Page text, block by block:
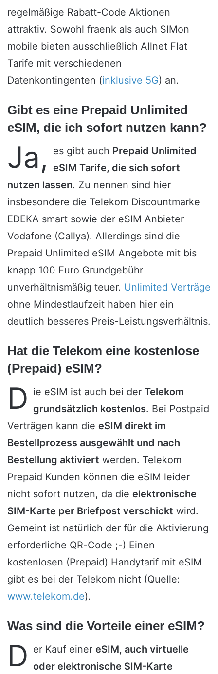
regelmäßige Rabatt-Code Aktionen
attraktiv. Sowohl fraenk als auch SIMon
mobile bieten ausschließlich Allnet Flat
Tarife mit verschiedenen
Datenkontingenten (inklusive 5G) an.
Gibt es eine Prepaid Unlimited
eSIM, die ich sofort nutzen kann?
Ja, es gibt auch Prepaid Unlimited
eSIM Tarife, die sich sofort
nutzen lassen. Zu nennen sind hier
insbesondere die Telekom Discountmarke
EDEKA smart sowie der eSIM Anbieter
Vodafone (Callya). Allerdings sind die
Prepaid Unlimited eSIM Angebote mit bis
knapp 100 Euro Grundgebühr
unverhältnismäßig teuer. Unlimited Verträge
ohne Mindestlaufzeit haben hier ein
deutlich besseres Preis-Leistungsverhältnis.
Hat die Telekom eine kostenlose
(Prepaid) eSIM?
D ie eSIM ist auch bei der Telekom
grundsätzlich kostenlos. Bei Postpaid
Verträgen kann die eSIM direkt im
Bestellprozess ausgewählt und nach
Bestellung aktiviert werden. Telekom
Prepaid Kunden können die eSIM leider
nicht sofort nutzen, da die elektronische
SIM-Karte per Briefpost verschickt wird.
Gemeint ist natürlich der für die Aktivierung
erforderliche QR-Code ;-) Einen
kostenlosen (Prepaid) Handytarif mit eSIM
gibt es bei der Telekom nicht (Quelle:
www.telekom.de).
Was sind die Vorteile einer eSIM?
D er Kauf einer eSIM, auch virtuelle
oder elektronische SIM-Karte